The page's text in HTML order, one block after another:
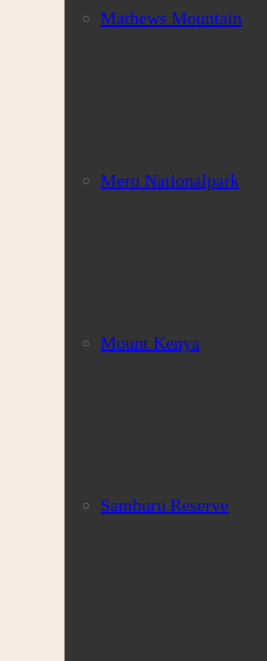
Mathews Mountain
Meru Nationalpark
Mount Kenya
Samburu Reserve